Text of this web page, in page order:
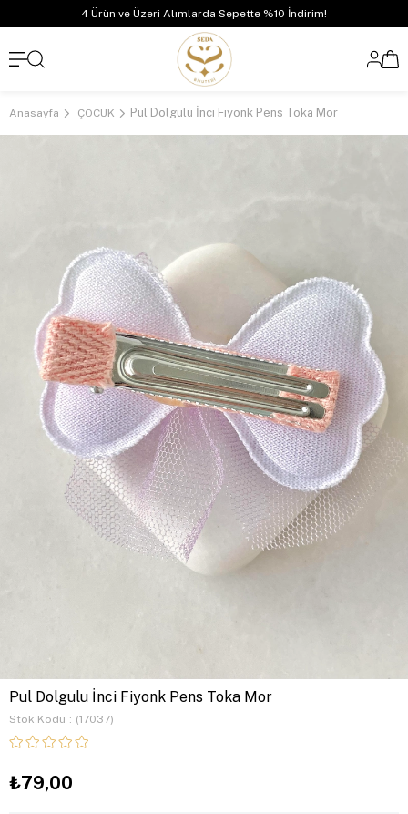
4 Ürün ve Üzeri Alımlarda Sepette %10 İndirim!
Anasayfa ÇOCUK Pul Dolgulu İnci Fiyonk Pens Toka Mor
Pul Dolgulu İnci Fiyonk Pens Toka Mor
Stok Kodu (17037)
₺79,00